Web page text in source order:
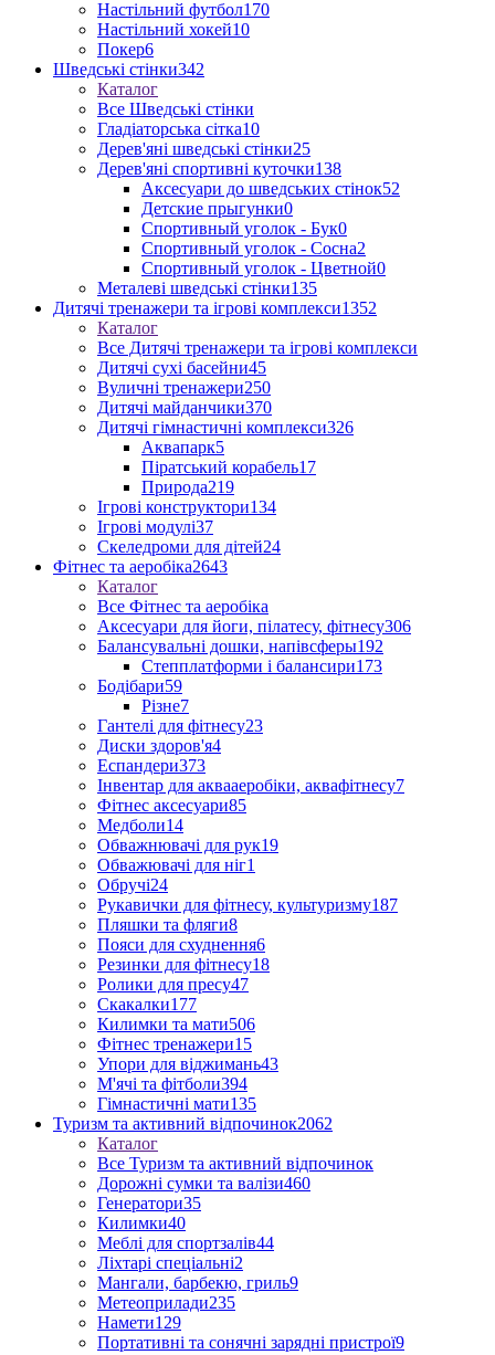
Настільний футбол170
Настільний хокей10
Покер6
Шведські стінки342
Каталог
Все Шведські стінки
Гладіаторська сітка10
Дерев'яні шведські стінки25
Дерев'яні спортивні куточки138
Аксесуари до шведських стінок52
Детские прыгунки0
Спортивный уголок - Бук0
Спортивный уголок - Сосна2
Спортивный уголок - Цветной0
Металеві шведські стінки135
Дитячі тренажери та ігрові комплекси1352
Каталог
Все Дитячі тренажери та ігрові комплекси
Дитячі сухі басейни45
Вуличні тренажери250
Дитячі майданчики370
Дитячі гімнастичні комплекси326
Аквапарк5
Піратський корабель17
Природа219
Ігрові конструктори134
Ігрові модулі37
Скеледроми для дітей24
Фітнес та аеробіка2643
Каталог
Все Фітнес та аеробіка
Аксесуари для йоги, пілатесу, фітнесу306
Балансувальні дошки, напівсферы192
Степплатформи і балансири173
Бодібари59
Різне7
Гантелі для фітнесу23
Диски здоров'я4
Еспандери373
Інвентар для аквааеробіки, аквафітнесу7
Фітнес аксесуари85
Медболи14
Обважнювачі для рук19
Обважювачі для ніг1
Обручі24
Рукавички для фітнесу, культуризму187
Пляшки та фляги8
Пояси для схуднення6
Резинки для фітнесу18
Ролики для пресу47
Скакалки177
Килимки та мати506
Фітнес тренажери15
Упори для віджимань43
М'ячі та фітболи394
Гімнастичні мати135
Туризм та активний відпочинок2062
Каталог
Все Туризм та активний відпочинок
Дорожні сумки та валізи460
Генератори35
Килимки40
Меблі для спортзалів44
Ліхтарі спеціальні2
Мангали, барбекю, гриль9
Метеоприлади235
Намети129
Портативні та сонячні зарядні пристрої9